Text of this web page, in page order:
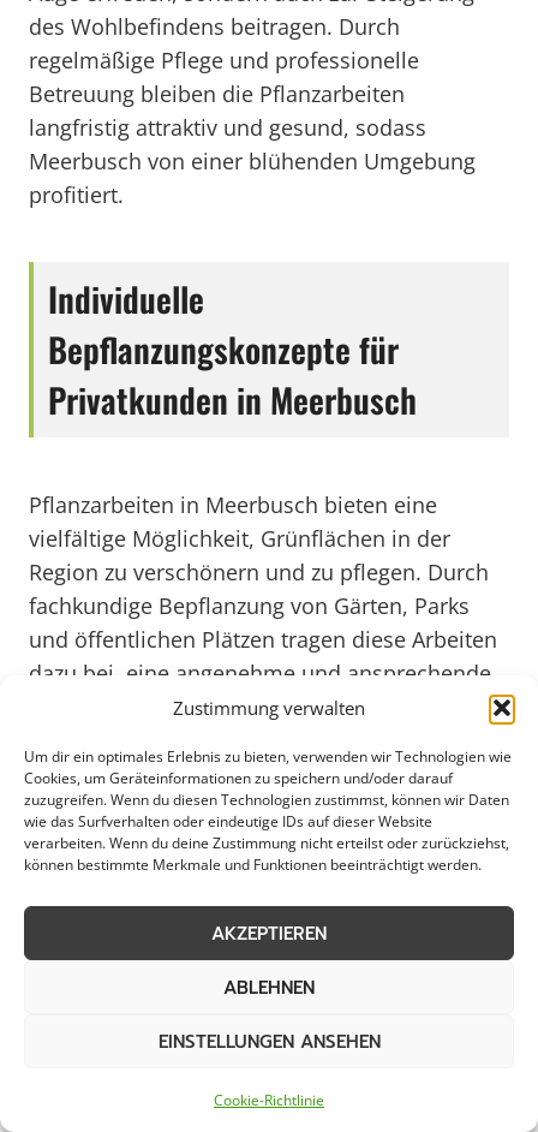
Zustimmung verwalten
Um dir ein optimales Erlebnis zu bieten, verwenden wir Technologien wie
Cookies, um Geräteinformationen zu speichern und/oder darauf
zuzugreifen. Wenn du diesen Technologien zustimmst, können wir Daten
wie das Surfverhalten oder eindeutige IDs auf dieser Website
verarbeiten. Wenn du deine Zustimmung nicht erteilst oder zurückziehst,
können bestimmte Merkmale und Funktionen beeinträchtigt werden.
AKZEPTIEREN
ABLEHNEN
EINSTELLUNGEN ANSEHEN
Cookie-Richtlinie
des Wohlbefindens beitragen. Durch
regelmäßige Pflege und professionelle
Betreuung bleiben die Pflanzarbeiten
langfristig attraktiv und gesund, sodass
Meerbusch von einer blühenden Umgebung
profitiert.
Individuelle
Bepflanzungskonzepte für
Privatkunden in Meerbusch
Pflanzarbeiten in Meerbusch bieten eine
vielfältige Möglichkeit, Grünflächen in der
Region zu verschönern und zu pflegen. Durch
fachkundige Bepflanzung von Gärten, Parks
und öffentlichen Plätzen tragen diese Arbeiten
dazu bei, eine angenehme und ansprechende
Umgebung zu schaffen. In Meerbusch finden
individuelle Konzepte für Pflanzarbeiten
entwickeln und umsetzen. Von der Auswahl der
passenden Pflanzen bis zur fachgerechten
Anlage von Beeten und Rabatten – Experten in
Meerbusch unterstützen dabei, natürliche
Lebensräume zu schaffen und die Attraktivität
der Umgebung zu steigern.
Durch gezielte Pflanzarbeiten in Meerbusch
öffentliche Grünflächen aufgewertet werden.